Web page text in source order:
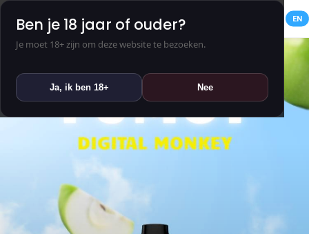
Ben je 18 jaar of ouder?
Je moet 18+ zijn om deze website te bezoeken.
Ja, ik ben 18+ Nee
EN